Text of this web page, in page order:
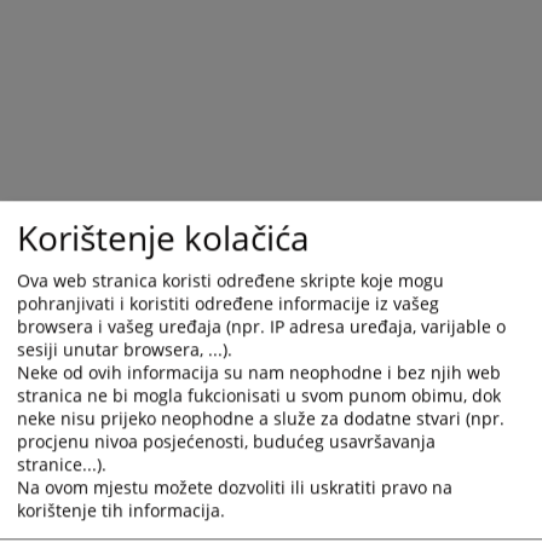
Trenutno nema vijesti
Korištenje kolačića
Ova web stranica koristi određene skripte koje mogu
pohranjivati i koristiti određene informacije iz vašeg
browsera i vašeg uređaja (npr. IP adresa uređaja, varijable o
sesiji unutar browsera, ...).
Neke od ovih informacija su nam neophodne i bez njih web
stranica ne bi mogla fukcionisati u svom punom obimu, dok
neke nisu prijeko neophodne a služe za dodatne stvari (npr.
procjenu nivoa posjećenosti, budućeg usavršavanja
stranice...).
Na ovom mjestu možete dozvoliti ili uskratiti pravo na
korištenje tih informacija.